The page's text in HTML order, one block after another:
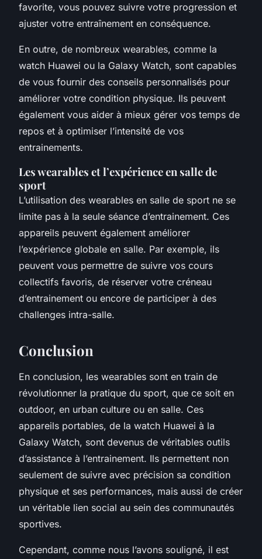
favorite, vous pouvez suivre votre progression et
ajuster votre entraînement en conséquence.
En outre, de nombreux wearables, comme la
watch Huawei ou la Galaxy Watch, sont capables
de vous fournir des conseils personnalisés pour
améliorer votre condition physique. Ils peuvent
également vous aider à mieux gérer vos temps de
repos et à optimiser l’intensité de vos
entrainements.
Les wearables et l’expérience en salle de
sport
L’utilisation des wearables en salle de sport ne se
limite pas à la seule séance d’entrainement. Ces
appareils peuvent également améliorer
l’expérience globale en salle. Par exemple, ils
peuvent vous permettre de suivre vos cours
collectifs favoris, de réserver votre créneau
d’entrainement ou encore de participer à des
challenges intra-salle.
Conclusion
En conclusion, les wearables sont en train de
révolutionner la pratique du sport, que ce soit en
outdoor, en urban culture ou en salle. Ces
appareils portables, de la watch Huawei à la
Galaxy Watch, sont devenus de véritables outils
d’assistance à l’entrainement. Ils permettent non
seulement de suivre avec précision sa condition
physique et ses performances, mais aussi de créer
un véritable lien social au sein des communautés
sportives.
Cependant, comme nous l’avons souligné, il est